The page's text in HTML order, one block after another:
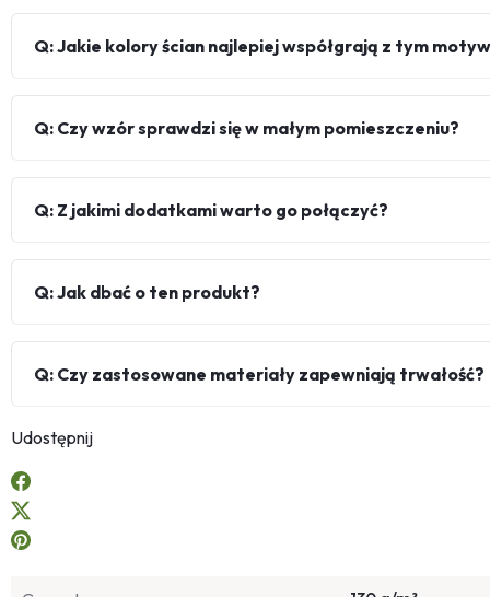
Q: Jakie kolory ścian najlepiej współgrają z tym
Q: Czy wzór sprawdzi się w małym pomieszczeniu?
Q: Z jakimi dodatkami warto go połączyć?
Q: Jak dbać o ten produkt?
Q: Czy zastosowane materiały zapewniają trwałość?
Udostępnij